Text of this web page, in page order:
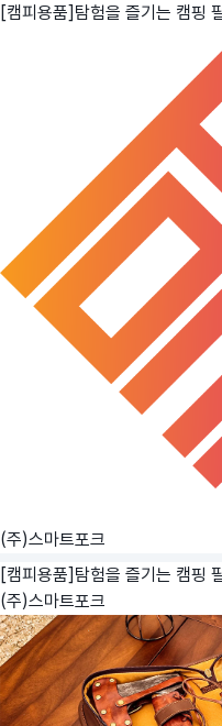
[캠피용품]탐험을 즐기는 캠핑
(주)스마트포크
[캠피용품]탐험을 즐기는 캠핑
(주)스마트포크